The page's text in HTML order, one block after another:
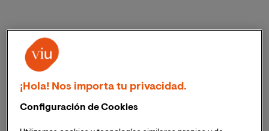
Introducción
Publicado:29/11/2023 |Actualizado:29/11/2023
¡Hola! Nos importa tu privacidad.
Configuración de Cookies